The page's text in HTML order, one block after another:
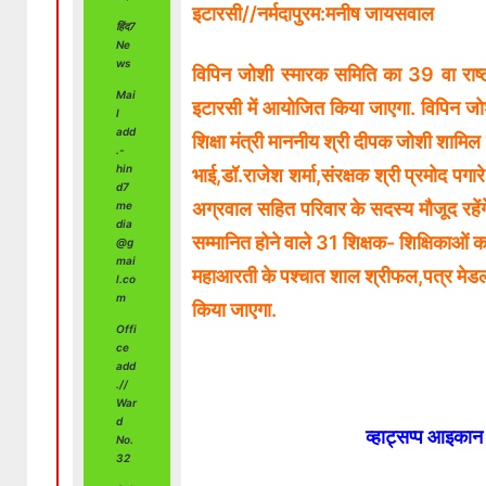
हिंद7
Ne
ws
Mai
l
add
.-
hin
d7
me
dia
@g
mai
l.co
m
Offi
ce
add
.//
War
d
No.
32
इटारसी//नर्मदापुरम:मनीष जायसवाल
विपिन जोशी स्मारक समिति का 39 वा
इटारसी में आयोजित किया जाएगा. विपिन
शिक्षा मंत्री माननीय श्री दीपक जोशी
भाई,डॉ.राजेश शर्मा,संरक्षक श्री प्रमोद
अग्रवाल सहित परिवार के सदस्य मौजूद
सम्मानित होने वाले 31 शिक्षक- शिक्षिकाओं
महाआरती के पश्चात शाल श्रीफल,पत्र
किया जाएगा.
व्हाट्सप्प